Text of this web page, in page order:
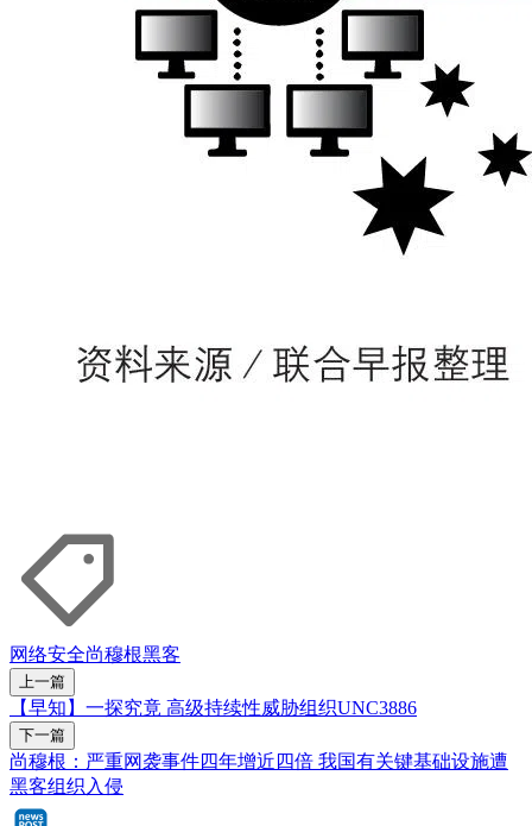
网络安全尚穆根黑客
上一篇
【早知】一探究竟 高级持续性威胁组织UNC3886
下一篇
尚穆根：严重网袭事件四年增近四倍 我国有关键基础设施遭
黑客组织入侵